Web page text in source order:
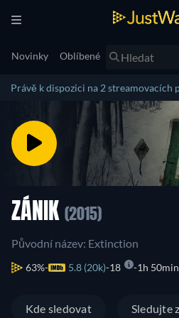
Novinky Oblíbené
Právě k dispozici na 2 streamovacích
ZÁNIK (2015)
Původní název: Extinction
63% 5.8 (20k) 18 1h 50min
Kde sledovat Sledujte